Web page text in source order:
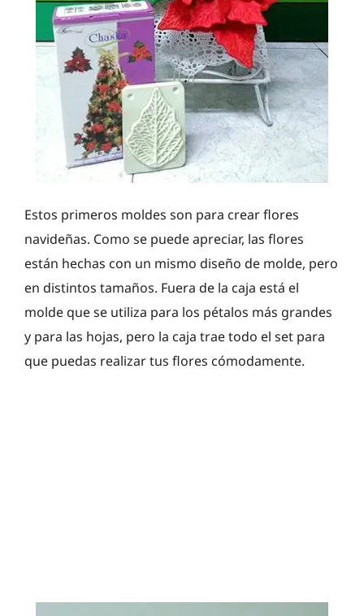
Estos primeros moldes son para crear flores
navideñas. Como se puede apreciar, las flores
están hechas con un mismo diseño de molde, pero
en distintos tamaños. Fuera de la caja está el
molde que se utiliza para los pétalos más grandes
y para las hojas, pero la caja trae todo el set para
que puedas realizar tus flores cómodamente.